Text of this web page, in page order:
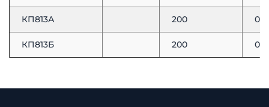
КП813А 200 0,12
КП813Б 200